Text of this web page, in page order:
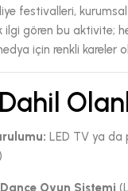
festivalleri,
ilgi gören bu aktivite;
için renkli kareler
LED TV ya da
Oyun Sistemi